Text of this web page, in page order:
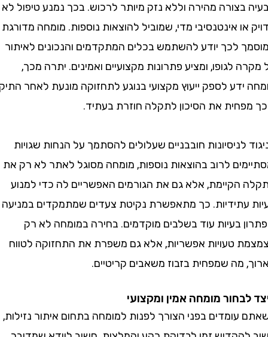
מהירה וללא נזק מיותר לרכוש. בכך נמנע טיפול לא
אינטנסיבי מדי, שמוביל להוצאות נוספות. מומחה מדורגת
לכך יודע להשתמש בכלים המתקדמים והנכונים לאיתור
לגופו, ומציע פתרונות מקצועיים ואמינים. יתרה מכך,
לספק ייעוץ מקצועי בנוגע לתחזוקה מונעת לאחר התיקון,
את הסיכון לתקלה חוזרת בעתיד.
לניסיונות חובבניים שעלולים להסתמך על הנחות שגויות
לרוב בהוצאות נוספות, מומחה מסוגל לאתר לא רק את
אלא גם את הגורמים האפשריים לה כדי למנוע
כך מתאפשרת נקיטת צעדים שמתמקדים במניעה
בעיות עוד בשלבים מוקדמים. בחירה במומחה לא רק
טעויות אפשריות, אלא גם משפרת את התחזוקה לטווח
מה שמפחית בזבוז משאבים קריטיים.
מומחה אמין ומקצועי
בפני הצורך לפנות למומחה בתחום איתור נזילות,